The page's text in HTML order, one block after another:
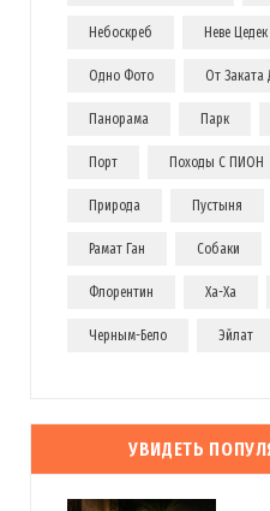
Небоскреб Неве Цедек
Одно Фото От Заката
Панорама Парк
Порт Походы С ПИОН
Природа Пустыня
Рамат Ган Собаки
Флорентин Ха-Ха
Черным-Бело Эйлат
УВИДЕТЬ